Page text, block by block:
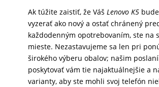
Ak túžite zaistiť, že Váš Lenovo K5bude
vyzerať ako nový a ostať chránený
každodenným opotrebovaním, ste na
mieste. Nezastavujeme sa len pri
širokého výberu obalov; našim
poskytovať vám tie najaktuálnejšie a
varianty, aby ste mohli svoj telefón